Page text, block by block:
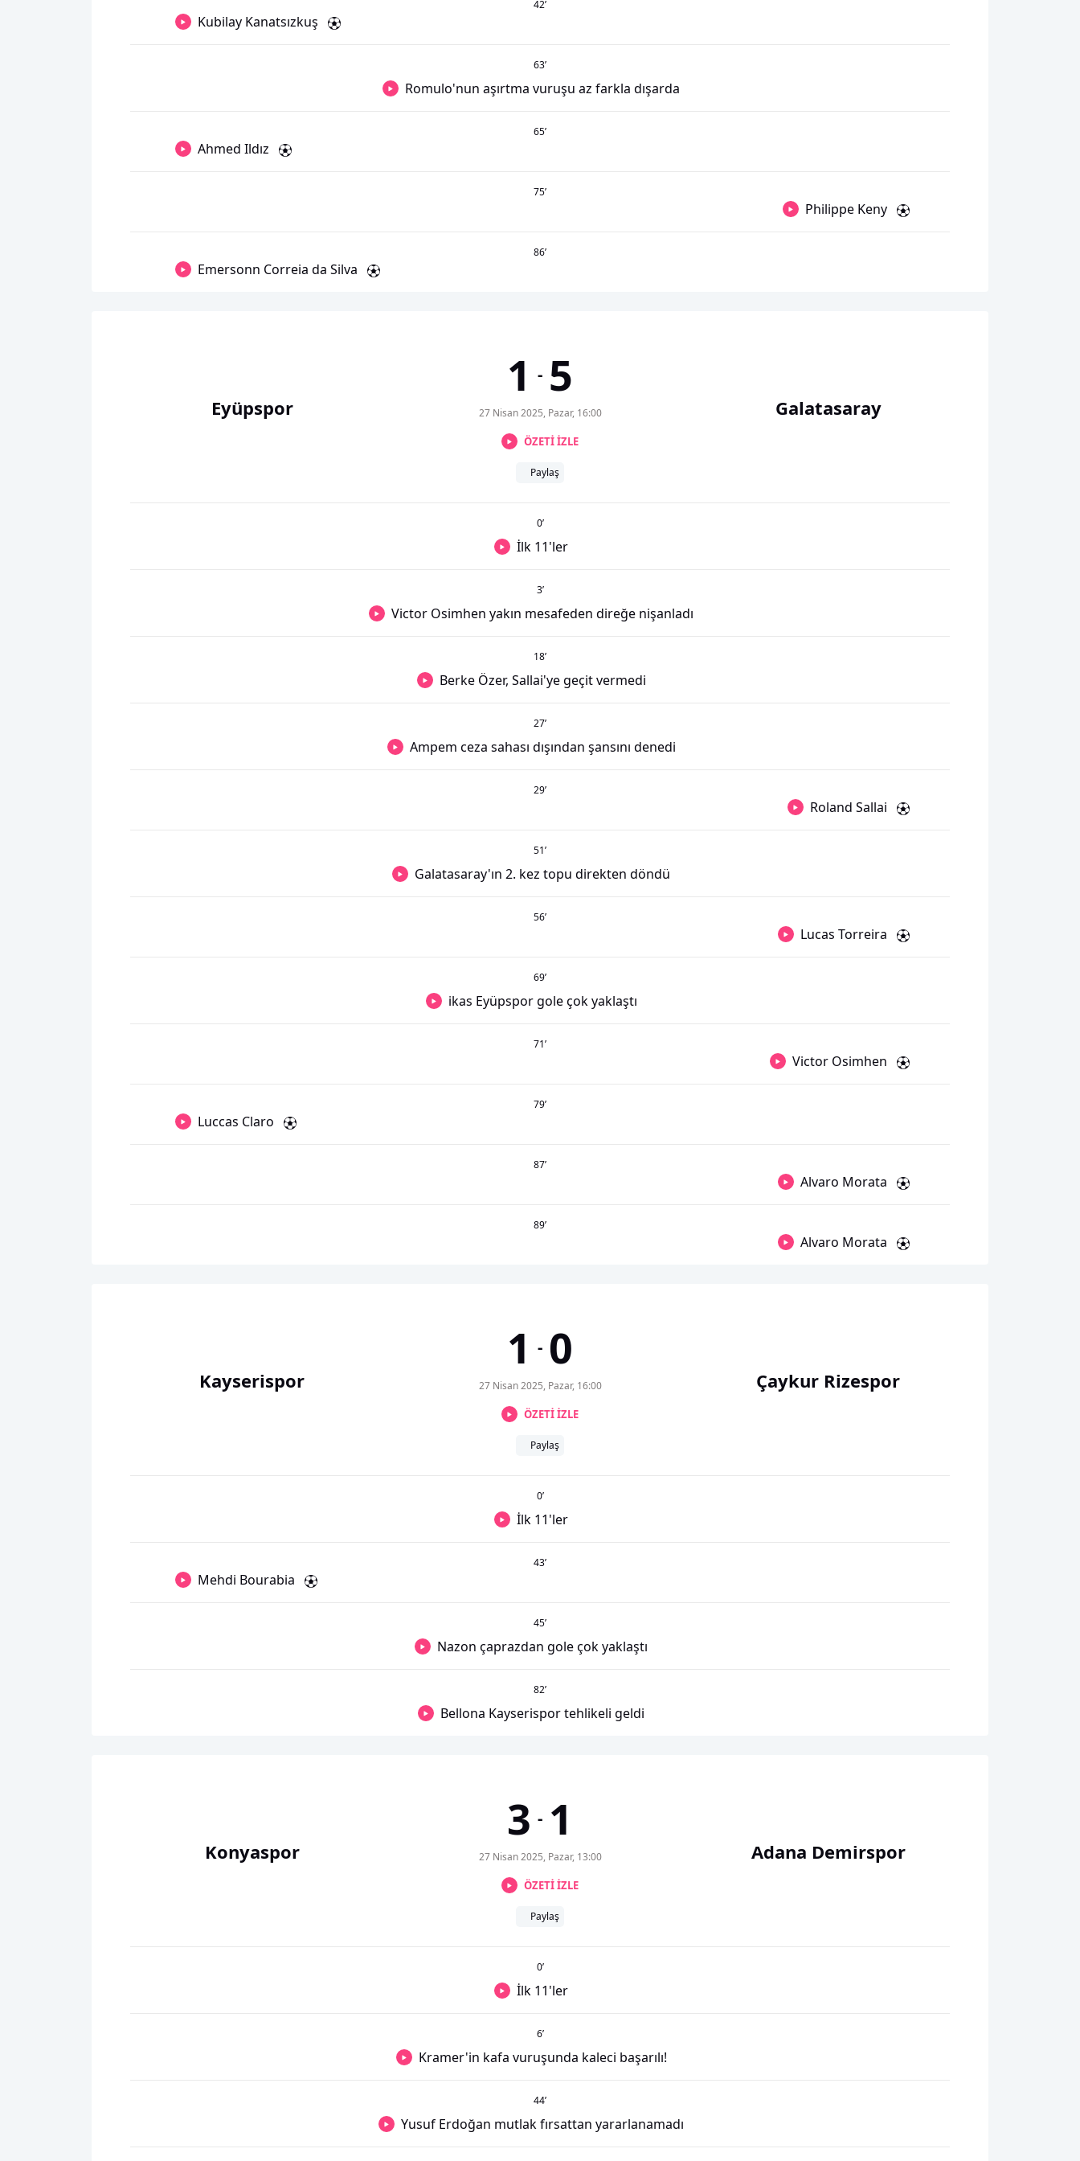
42’
Kubilay Kanatsızkuş
63’
Romulo'nun aşırtma vuruşu az farkla dışarda
65’
Ahmed Ildız
75’
Philippe Keny
86’
Emersonn Correia da Silva
Eyüpspor
1 - 5
27 Nisan 2025, Pazar, 16:00
ÖZETİ İZLE
Paylaş
Galatasaray
0’
İlk 11'ler
3’
Victor Osimhen yakın mesafeden direğe nişanladı
18’
Berke Özer, Sallai'ye geçit vermedi
27’
Ampem ceza sahası dışından şansını denedi
29’
Roland Sallai
51’
Galatasaray'ın 2. kez topu direkten döndü
56’
Lucas Torreira
69’
ikas Eyüpspor gole çok yaklaştı
71’
Victor Osimhen
79’
Luccas Claro
87’
Alvaro Morata
89’
Alvaro Morata
Kayserispor
1 - 0
27 Nisan 2025, Pazar, 16:00
ÖZETİ İZLE
Paylaş
Çaykur Rizespor
0’
İlk 11'ler
43’
Mehdi Bourabia
45’
Nazon çaprazdan gole çok yaklaştı
82’
Bellona Kayserispor tehlikeli geldi
Konyaspor
3 - 1
27 Nisan 2025, Pazar, 13:00
ÖZETİ İZLE
Paylaş
Adana Demirspor
0’
İlk 11'ler
6’
Kramer'in kafa vuruşunda kaleci başarılı!
44’
Yusuf Erdoğan mutlak fırsattan yararlanamadı